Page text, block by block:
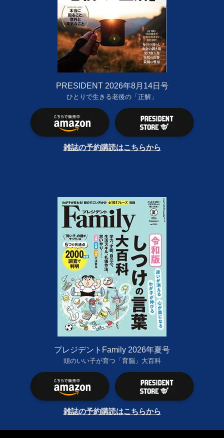
PRESIDENT 2026年8月14日号
ひとりで生きる老後の「正解」
雑誌の予約購読はこちらから
プレジデントFamily 2026年夏号
頭のいい子が育つ「育脳」大百科
雑誌の予約購読はこちらから